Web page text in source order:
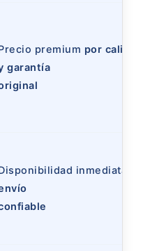
premium por calidad
garantía
inmediata